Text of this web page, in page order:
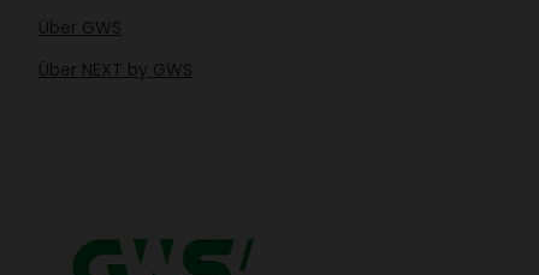
Über GWS
Über NEXT by GWS